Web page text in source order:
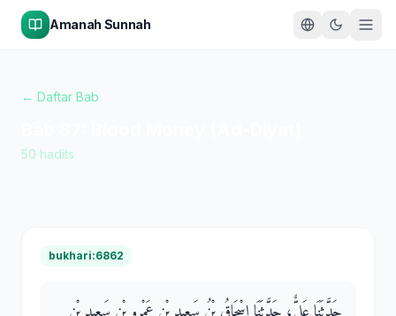
Amanah Sunnah
← Daftar Bab
50 hadits
bukhari:6862